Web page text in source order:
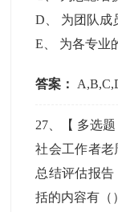
D
为团队成
E
为各专业
答案：
27 、【 多选题
社会工作者
总结评估报
括的内容有（